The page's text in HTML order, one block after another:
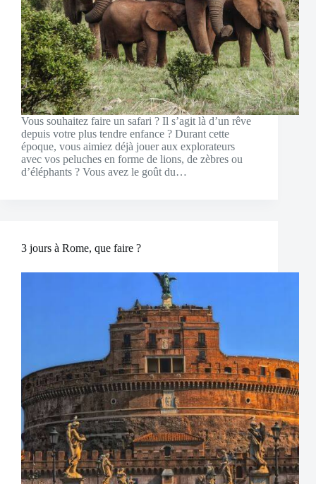
Vous souhaitez faire un safari ? Il s’agit là d’un rêve
depuis votre plus tendre enfance ? Durant cette
époque, vous aimiez déjà jouer aux explorateurs
avec vos peluches en forme de lions, de zèbres ou
d’éléphants ? Vous avez le goût du…
3 jours à Rome, que faire ?